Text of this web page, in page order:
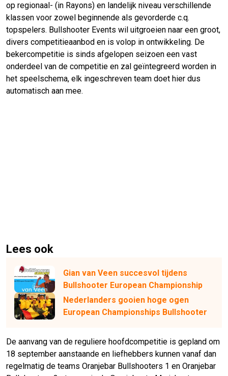
op regionaal- (in Rayons) en landelijk niveau verschillende
klassen voor zowel beginnende als gevorderde c.q.
topspelers. Bullshooter Events wil uitgroeien naar een groot,
divers competitieaanbod en is volop in ontwikkeling. De
bekercompetitie is sinds afgelopen seizoen een vast
onderdeel van de competitie en zal geïntegreerd worden in
het speelschema, elk ingeschreven team doet hier dus
automatisch aan mee.
Lees ook
Gian van Veen succesvol tijdens
Bullshooter European Championship
Nederlanders gooien hoge ogen
European Championships Bullshooter
De aanvang van de reguliere hoofdcompetitie is gepland om
18 september aanstaande en liefhebbers kunnen vanaf dan
regelmatig de teams Oranjebar Bullshooters 1 en Oranjebar